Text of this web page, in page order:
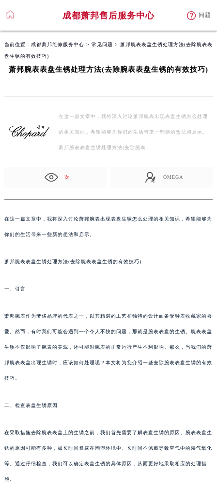
成都萧邦售后服务中心 问题
当前位置： 成都萧邦维修服务中心 > 常见问题 > 萧邦腕表表盘生锈处理方法(去除腕表表
盘生锈的有效技巧)
萧邦腕表表盘生锈处理方法(去除腕表表盘生锈的有效技巧)
在这一篇文章中，我将深入讨论萧邦腕表出现表盘生锈怎么处理
的相关知识，希望能够为你们的生活带来一些新的想法和启示。
萧邦腕表表盘生锈处理方法(去除腕表…
次 OMEGA
在这一篇文章中，我将深入讨论萧邦腕表出现表盘生锈怎么处理的相关知识，希望能够为
你们的生活带来一些新的想法和启示。
萧邦腕表表盘生锈处理方法(去除腕表表盘生锈的有效技巧)
一、引言
萧邦腕表作为奢侈品牌的代表之一，以其精湛的工艺和独特的设计而备受钟表收藏家的喜
爱。然而，有时我们可能会遇到一个令人不快的问题，那就是腕表表盘的生锈。腕表表盘
生锈不仅影响了腕表的美观，还可能对腕表的正常运行产生不利影响。那么，当我们的萧
邦腕表表盘出现生锈时，应该如何处理呢？本文将为您介绍一些去除腕表表盘生锈的有效
技巧。
二、检查表盘生锈原因
在采取措施去除腕表表盘上的生锈之前，我们首先需要了解表盘生锈的原因。腕表表盘生
锈的原因可能有多种，如长时间暴露在潮湿环境中、长时间不佩戴导致空气中的湿气氧化
等。通过仔细检查，我们可以确定表盘生锈的具体原因，从而更好地采取相应的处理措
施。